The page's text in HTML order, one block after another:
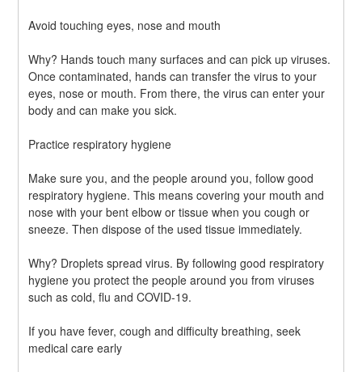
Avoid touching eyes, nose and mouth
Why? Hands touch many surfaces and can pick up viruses.
Once contaminated, hands can transfer the virus to your
eyes, nose or mouth. From there, the virus can enter your
body and can make you sick.
Practice respiratory hygiene
Make sure you, and the people around you, follow good
respiratory hygiene. This means covering your mouth and
nose with your bent elbow or tissue when you cough or
sneeze. Then dispose of the used tissue immediately.
Why? Droplets spread virus. By following good respiratory
hygiene you protect the people around you from viruses
such as cold, flu and COVID-19.
If you have fever, cough and difficulty breathing, seek
medical care early